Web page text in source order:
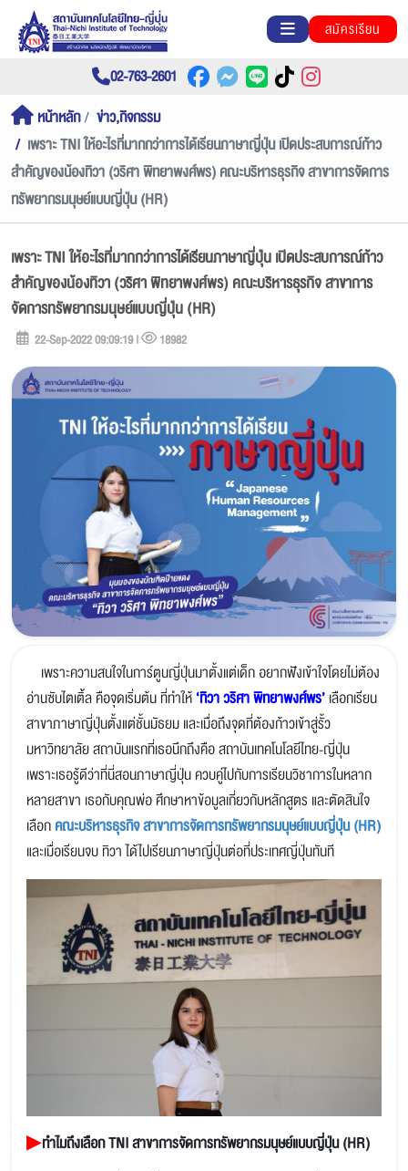
สมัครเรียน
02-763-2601
หน้าหลัก
ข่าว,กิจกรรม
เพราะ TNI ให้อะไรที่มากกว่าการได้เรียนภาษาญี่ปุ่น เปิดประสบการณ์ก้าว
สำคัญของน้องทิวา (วริศา พิทยาพงศ์พร) คณะบริหารธุรกิจ สาขาการจัดการ
ทรัพยากรมนุษย์แบบญี่ปุ่น (HR)
เพราะ TNI ให้อะไรที่มากกว่าการได้เรียนภาษาญี่ปุ่น เปิดประสบการณ์ก้าว
สำคัญของน้องทิวา (วริศา พิทยาพงศ์พร) คณะบริหารธุรกิจ สาขาการ
จัดการทรัพยากรมนุษย์แบบญี่ปุ่น (HR)
22-Sep-2022 09:09:19 | 18982
เพราะความสนใจในการ์ตูนญี่ปุ่นมาตั้งแต่เด็ก อยากฟังเข้าใจโดยไม่ต้อง
อ่านซับไตเติ้ล คือจุดเริ่มต้น ที่ทำให้‘ทิวา วริศา พิทยาพงศ์พร’เลือกเรียน
สาขาภาษาญี่ปุ่นตั้งแต่ชั้นมัธยม และเมื่อถึงจุดที่ต้องก้าวเข้าสู่รั้ว
มหาวิทยาลัย สถาบันแรกที่เธอนึกถึงคือ สถาบันเทคโนโลยีไทย-ญี่ปุ่น
เพราะเธอรู้ดีว่าที่นี่สอนภาษาญี่ปุ่น ควบคู่ไปกับการเรียนวิชาการในหลาก
หลายสาขา เธอกับคุณพ่อ ศึกษาหาข้อมูลเกี่ยวกับหลักสูตร และตัดสินใจ
เลือกคณะบริหารธุรกิจ สาขาการจัดการทรัพยากรมนุษย์แบบญี่ปุ่น (HR)
และเมื่อเรียนจบ ทิวา ได้ไปเรียนภาษาญี่ปุ่นต่อที่ประเทศญี่ปุ่นทันที
▶ทำไมถึงเลือก TNI สาขาการจัดการทรัพยากรมนุษย์แบบญี่ปุ่น (HR)